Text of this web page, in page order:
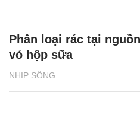
NHỊP SỐNG
Phân loại rác tại
vỏ hộp sữa